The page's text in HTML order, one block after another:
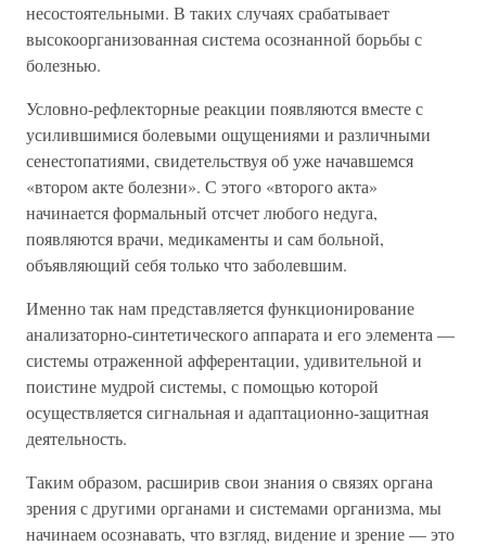
несостоятельными. В таких случаях срабатывает
высокоорганизованная система осознанной борьбы с
болезнью.
Условно-рефлекторные реакции появляются вместе с
усилившимися болевыми ощущениями и различными
сенестопатиями, свидетельствуя об уже начавшемся
«втором акте болезни». С этого «второго акта»
начинается формальный отсчет любого недуга,
появляются врачи, медикаменты и сам больной,
объявляющий себя только что заболевшим.
Именно так нам представляется функционирование
анализаторно-синтетического аппарата и его элемента —
системы отраженной афферентации, удивительной и
поистине мудрой системы, с помощью которой
осуществляется сигнальная и адаптационно-защитная
деятельность.
Таким образом, расширив свои знания о связях органа
зрения с другими органами и системами организма, мы
начинаем осознавать, что взгляд, видение и зрение — это